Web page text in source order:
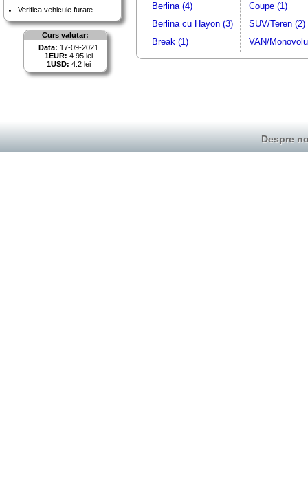
Verifica vehicule furate
Curs valutar:
Data: 17-09-2021
1EUR: 4.95 lei
1USD: 4.2 lei
Berlina (4)
Berlina cu Hayon (3)
Break (1)
Coupe (1)
SUV/Teren (2)
VAN/
Despre